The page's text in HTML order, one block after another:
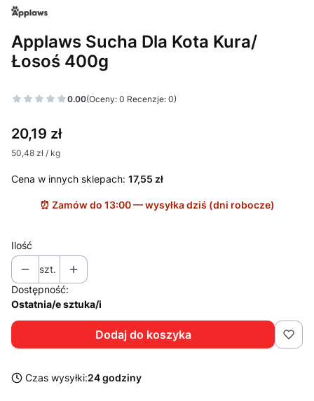
Applaws Sucha Dla Kota Kura/
Łosoś 400g
0.00(Oceny: 0 Recenzje: 0)
Cena
20,19 zł
50,48 zł / kg
Cena w innych sklepach: 17,55 zł
Ilość
szt.
Dostępność:
Ostatnia/e sztuka/i
Dodaj do koszyka
Czas wysyłki:24 godziny